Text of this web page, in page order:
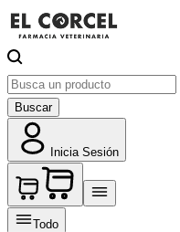
Buscar
Inicia Sesión
Todo